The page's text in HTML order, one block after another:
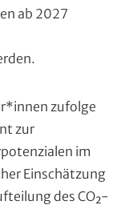
ab 2027
zufolge
zur
im
Einschätzung
des CO₂-